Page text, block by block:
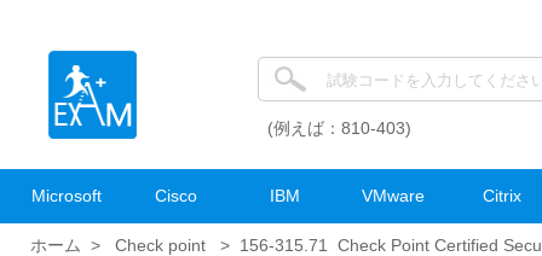
(例えば：810-403)
Microsoft Cisco IBM VMware Citrix
ホーム > Check point > 156-315.71 Check Point Certified